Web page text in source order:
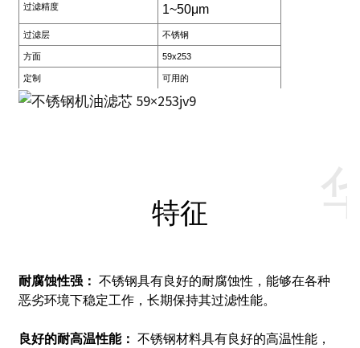
过滤精度 1~50μm
过滤层 不锈钢
方面 59x253
定制 可用的
特征
耐腐蚀性强： 不锈钢具有良好的耐腐蚀性，能够在各种
恶劣环境下稳定工作，长期保持其过滤性能。
良好的耐高温性能： 不锈钢材料具有良好的高温性能，